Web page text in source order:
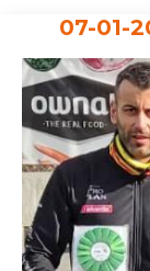
07-01-